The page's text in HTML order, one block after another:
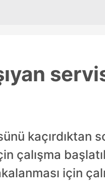
kaçırdıktan
çalışma
için